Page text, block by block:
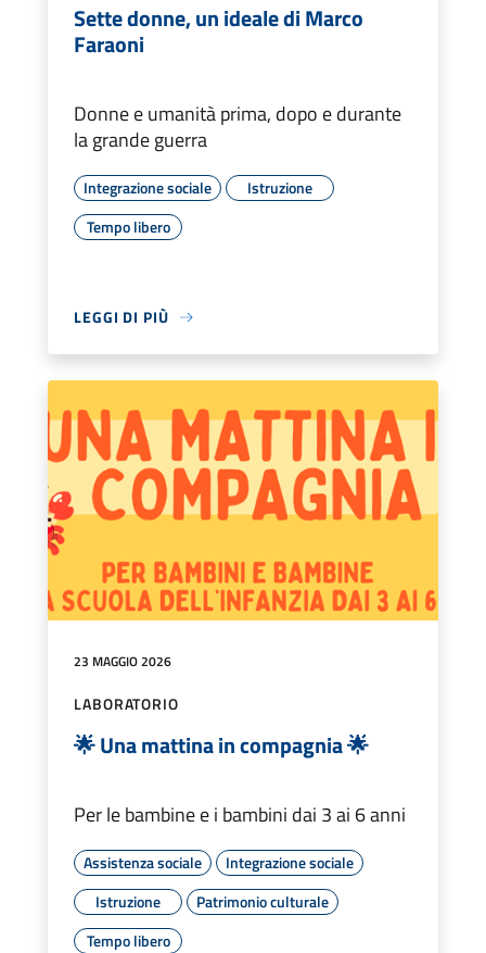
Sette donne, un ideale di Marco
Faraoni
Donne e umanità prima, dopo e durante
la grande guerra
Integrazione sociale
Istruzione
Tempo libero
LEGGI DI PIÙ
23 MAGGIO 2026
LABORATORIO
🌟 Una mattina in compagnia 🌟
Per le bambine e i bambini dai 3 ai 6 anni
Assistenza sociale
Integrazione sociale
Istruzione
Patrimonio culturale
Tempo libero